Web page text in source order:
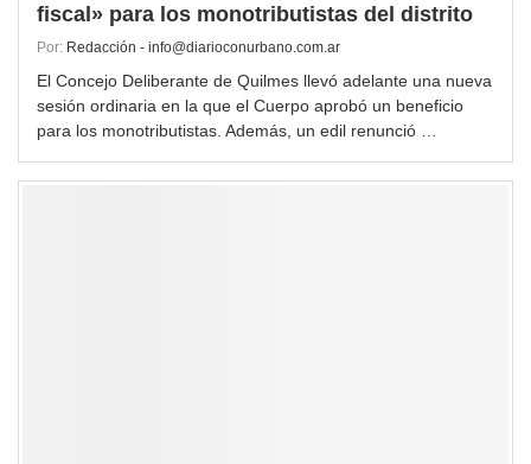
fiscal» para los monotributistas del distrito
Por: Redacción - info@diarioconurbano.com.ar
El Concejo Deliberante de Quilmes llevó adelante una nueva
sesión ordinaria en la que el Cuerpo aprobó un beneficio
para los monotributistas. Además, un edil renunció …